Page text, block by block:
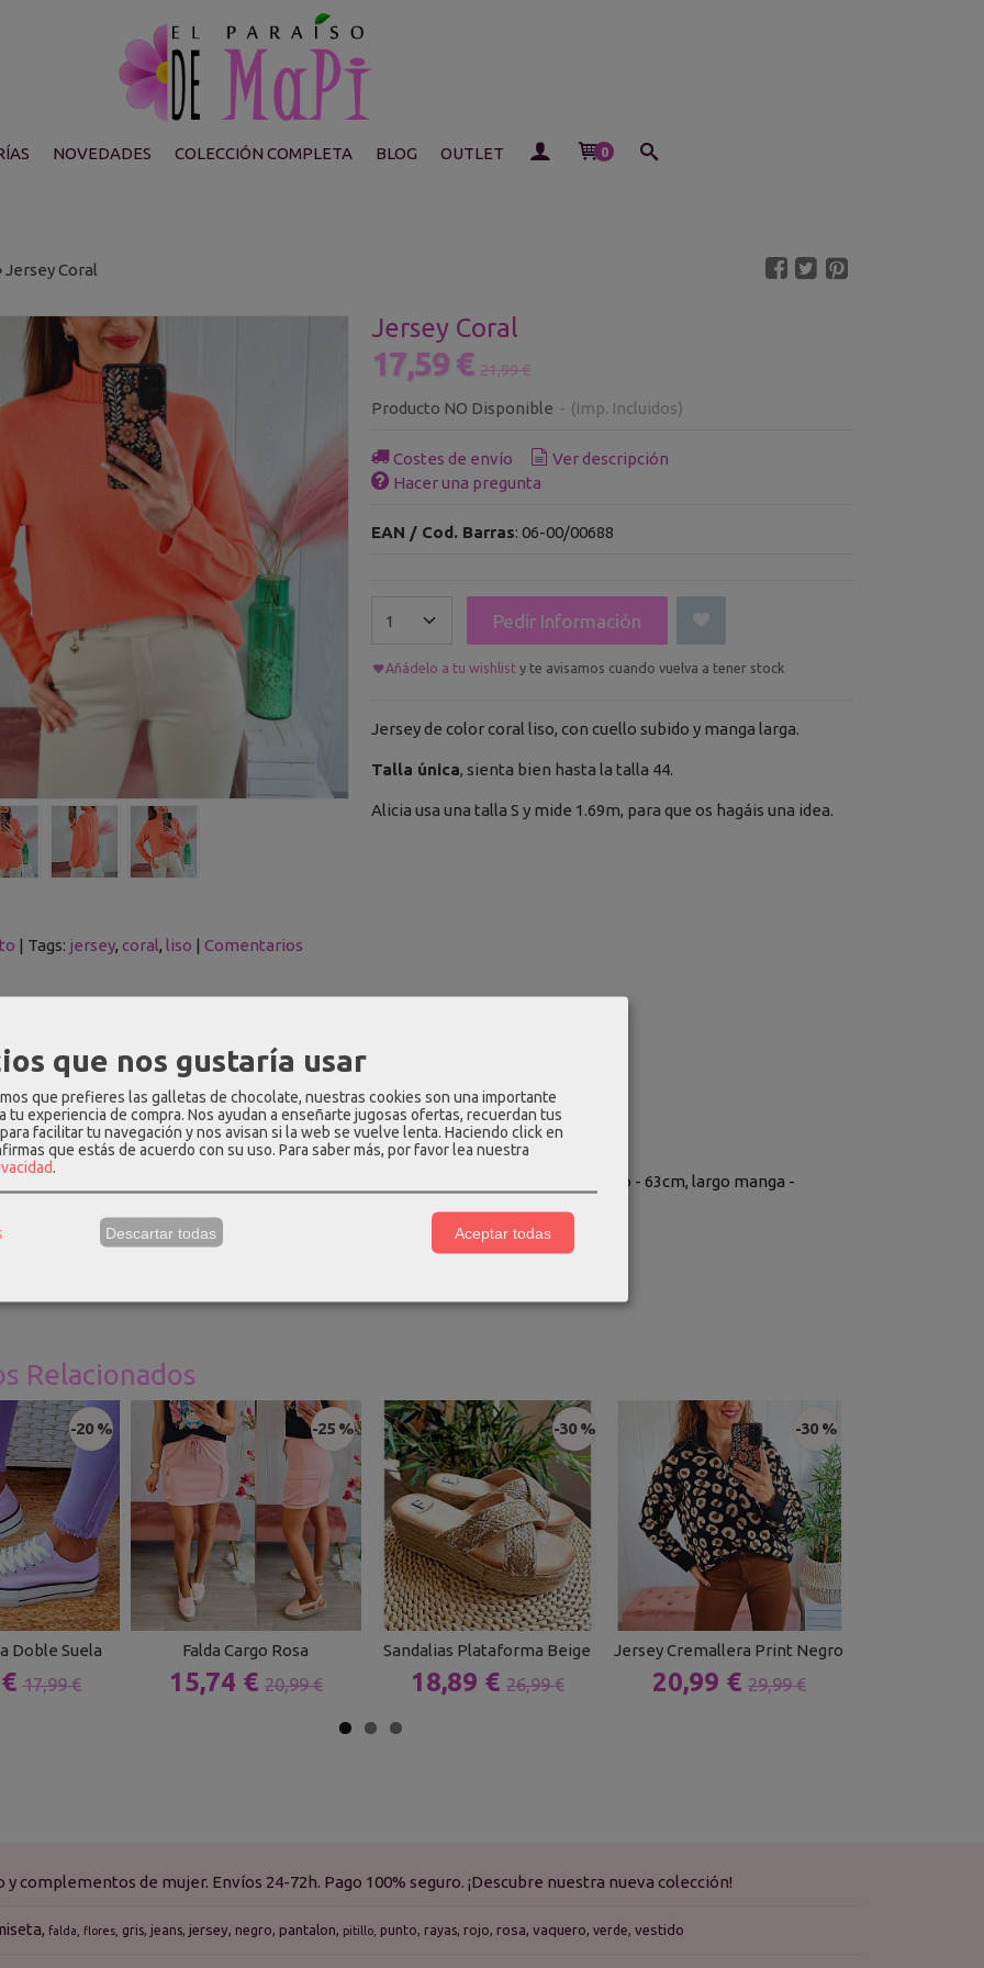
NOVEDADES COLECCIÓN COMPLETA BLOG OUTLET 0
Jersey Coral
Jersey Coral
17,59 € 21,99 €
Producto NO Disponible - (Imp. Incluidos)
Costes de envío
Ver descripción
Hacer una pregunta
EAN / Cod. Barras: 06-00/00688
Pedir Información
Añádelo a tu wishlisty te avisamos cuando vuelva a tener stock
Jersey de color coral liso, con cuello subido y manga larga.
Talla única, sienta bien hasta la talla 44.
Alicia usa una talla S y mide 1.69m, para que os hagáis una idea.
| Tags: jersey coral liso | Comentarios
coral liso, con cuello subido y manga larga.
: 57% viscosa - 18% poliéster - 25% poliamida.
talla única
: hombros - 48cm, pecho - 108cm, cintura - 108cm, cadera - 114cm, largo - 63cm, largo manga -
talla S y mide 1.69m, para que os hagáis una idea.
Relacionados
-20 %
Doble Suela
17,99 €
-25 %
Falda Cargo Rosa
15,74 € 20,99 €
-30 %
Sandalias Plataforma Beige
18,89 € 26,99 €
-30 %
Jersey Cremallera Print Negro
20,99 € 29,99 €
complementos de mujer. Envíos 24-72h. Pago 100% seguro. ¡Descubre nuestra nueva colección!
falda flores gris jeans jersey negro pantalon pitillo punto rayas rojo rosa vaquero verde vestido
que nos gustaría usar
que prefieres las galletas de chocolate, nuestras cookies son una importante
tu experiencia de compra. Nos ayudan a enseñarte jugosas ofertas, recuerdan tus
facilitar tu navegación y nos avisan si la web se vuelve lenta. Haciendo click en
que estás de acuerdo con su uso. Para saber más, por favor lea nuestra
.
Descartar todas Aceptar todas